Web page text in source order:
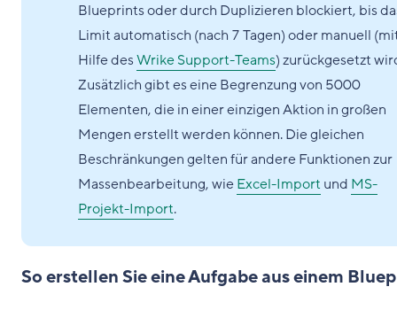
Blueprints oder durch Duplizieren blockiert, bis
Limit automatisch (nach 7 Tagen) oder manuell
Hilfe desWrike Support-Teams) zurückgesetzt
Zusätzlich gibt es eine Begrenzung von 5000
Elementen, die in einer einzigen Aktion in großen
Mengen erstellt werden können. Die gleichen
Beschränkungen gelten für andere Funktionen zur
Massenbearbeitung, wieExcel-Import und MS-
Projekt-Import.
So erstellen Sie eine Aufgabe aus einem